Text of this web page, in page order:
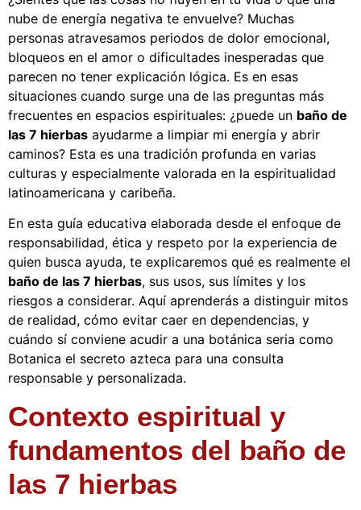
nube de energía negativa te envuelve? Muchas
personas atravesamos periodos de dolor emocional,
bloqueos en el amor o dificultades inesperadas que
parecen no tener explicación lógica. Es en esas
situaciones cuando surge una de las preguntas más
frecuentes en espacios espirituales: ¿puede un baño de
las 7 hierbas ayudarme a limpiar mi energía y abrir
caminos? Esta es una tradición profunda en varias
culturas y especialmente valorada en la espiritualidad
latinoamericana y caribeña.
En esta guía educativa elaborada desde el enfoque de
responsabilidad, ética y respeto por la experiencia de
quien busca ayuda, te explicaremos qué es realmente el
baño de las 7 hierbas, sus usos, sus límites y los
riesgos a considerar. Aquí aprenderás a distinguir mitos
de realidad, cómo evitar caer en dependencias, y
cuándo sí conviene acudir a una botánica seria como
Botanica el secreto azteca para una consulta
responsable y personalizada.
Contexto espiritual y
fundamentos del baño de
las 7 hierbas